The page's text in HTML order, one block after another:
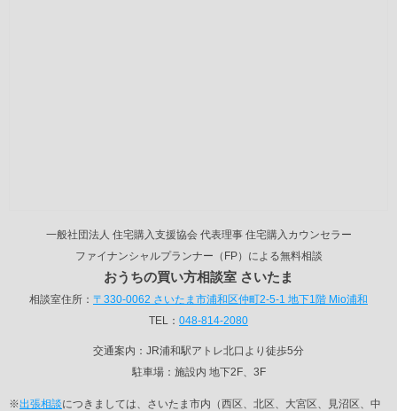
一般社団法人 住宅購入支援協会 代表理事 住宅購入カウンセラー
ファイナンシャルプランナー（FP）による無料相談
おうちの買い方相談室 さいたま
相談室住所： 〒330-0062 さいたま市浦和区仲町2-5-1 地下1階 Mio浦和
TEL： 048-814-2080
交通案内：JR浦和駅アトレ北口より徒歩5分
駐車場：施設内 地下2F、3F
※出張相談につきましては、さいたま市内（西区、北区、大宮区、見沼区、中